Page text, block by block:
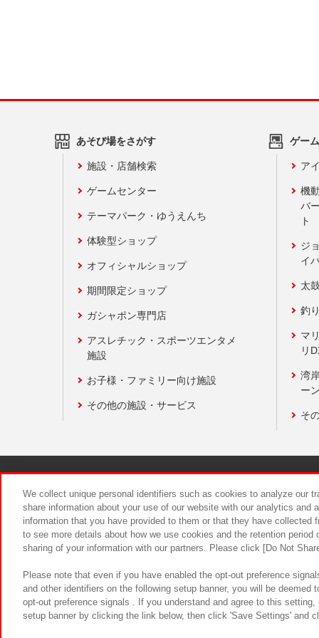
あそび場をさがす
施設・店舗検索
ゲームセンター
テーマパーク・ゆうえんち
体験型ショップ
オフィシャルショップ
期間限定ショップ
ガシャポン専門店
アスレチック・スポーツエンタメ
施設
お子様・ファミリー向け施設
その他の施設・サービス
ゲー
ア
機
バ
ト
ジ
イ
太
釣
マ
リ
湾
ー
そ
食品のご
We collect unique personal identifiers such as cookies to analyze our
share information about your use of our website with our analytics and
information that you have provided to them or that they have
to see more details about how we use cookies and the retention
sharing of your information with our partners. Please click [Do Not
Please note that even if you have enabled the opt-out preference
and other identifiers on the following setup banner, you will be
opt-out preference signals . If you understand and agree to this
setup banner by clicking the link below, then click 'Save Settings' and